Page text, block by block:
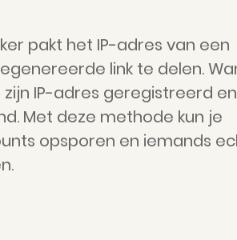
pakt het IP-adres van een
link te delen.
IP-adres geregistreerd
Met deze methode kun je
opsporen en iemands